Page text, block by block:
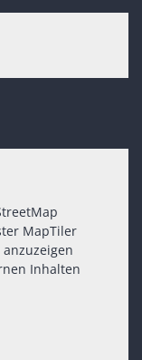
MapTiler
Inhalten